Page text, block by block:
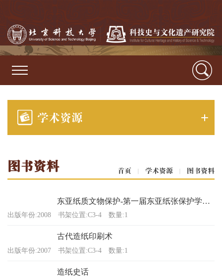
学术资源
首页 | 学术资源 | 图书资料
图书资料
东亚纸质文物保护-第一届东亚纸张保护学术研讨会论文集
出版年份:2008 书架位置:C3-4 数量:1
古代造纸印刷术
出版年份:2007 书架位置:C3-4 数量:1
造纸史话